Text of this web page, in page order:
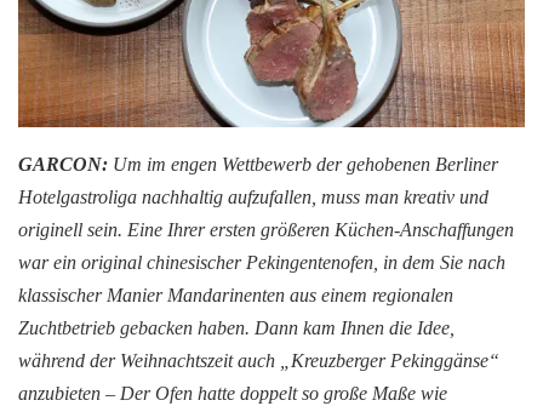
GARCON: Um im engen Wettbewerb der gehobenen Berliner
Hotelgastroliga nachhaltig aufzufallen, muss man kreativ und
originell sein. Eine Ihrer ersten größeren Küchen-Anschaffungen
war ein original chinesischer Pekingentenofen, in dem Sie nach
klassischer Manier Mandarinenten aus einem regionalen
Zuchtbetrieb gebacken haben. Dann kam Ihnen die Idee,
während der Weihnachtszeit auch „Kreuzberger Pekinggänse“
anzubieten – Der Ofen hatte doppelt so große Maße wie